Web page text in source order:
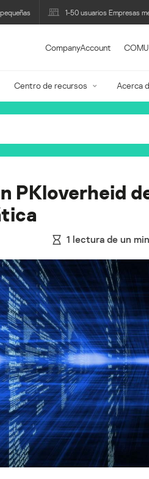
1-50 usuarios Empresas
CompanyAccount
Centro de recursos Acerca
PKloverheid
1 lectura de un